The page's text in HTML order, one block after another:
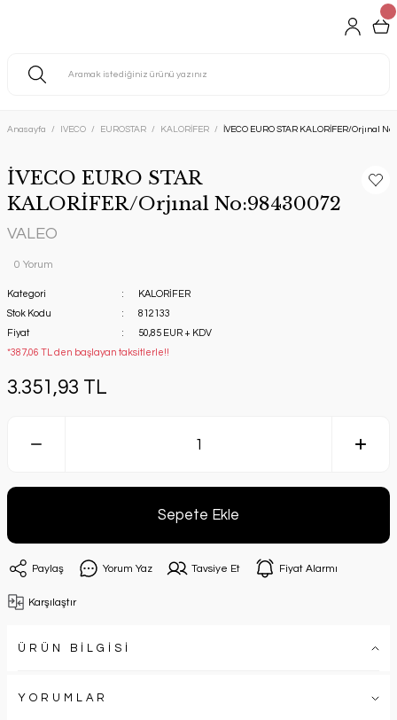
Anasayfa IVECO EUROSTAR KALORİFER İVECO EURO STAR KALORİFER/Orjınal
İVECO EURO STAR
KALORİFER/Orjınal No:98430072
VALEO
0 Yorum
Kategori
KALORİFER
Stok Kodu
812133
Fiyat
50,85 EUR + KDV
*387,06 TL den başlayan taksitlerle!!
3.351,93 TL
Sepete Ekle
Paylaş Yorum Yaz Tavsiye Et Fiyat Alarmı
Karşılaştır
ÜRÜN BİLGİSİ
YORUMLAR